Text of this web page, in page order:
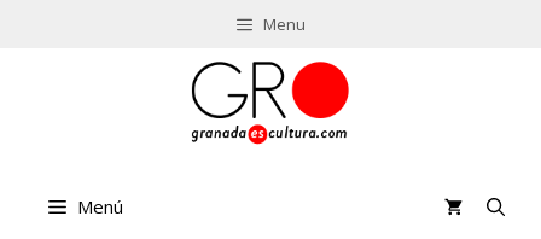
Menu
Menú